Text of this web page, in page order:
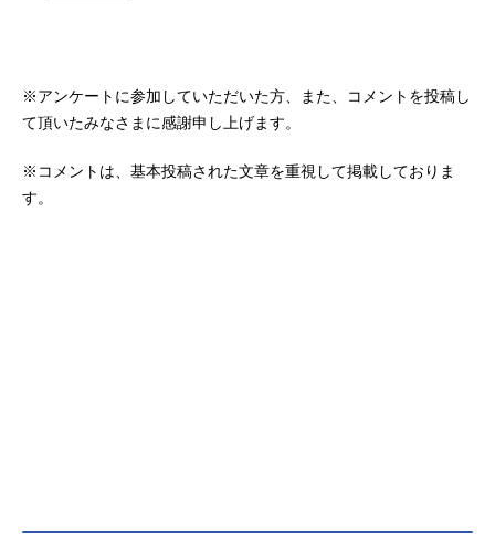
※アンケートに参加していただいた方、また、コメントを投稿し
て頂いたみなさまに感謝申し上げます。
※コメントは、基本投稿された文章を重視して掲載しておりま
す。